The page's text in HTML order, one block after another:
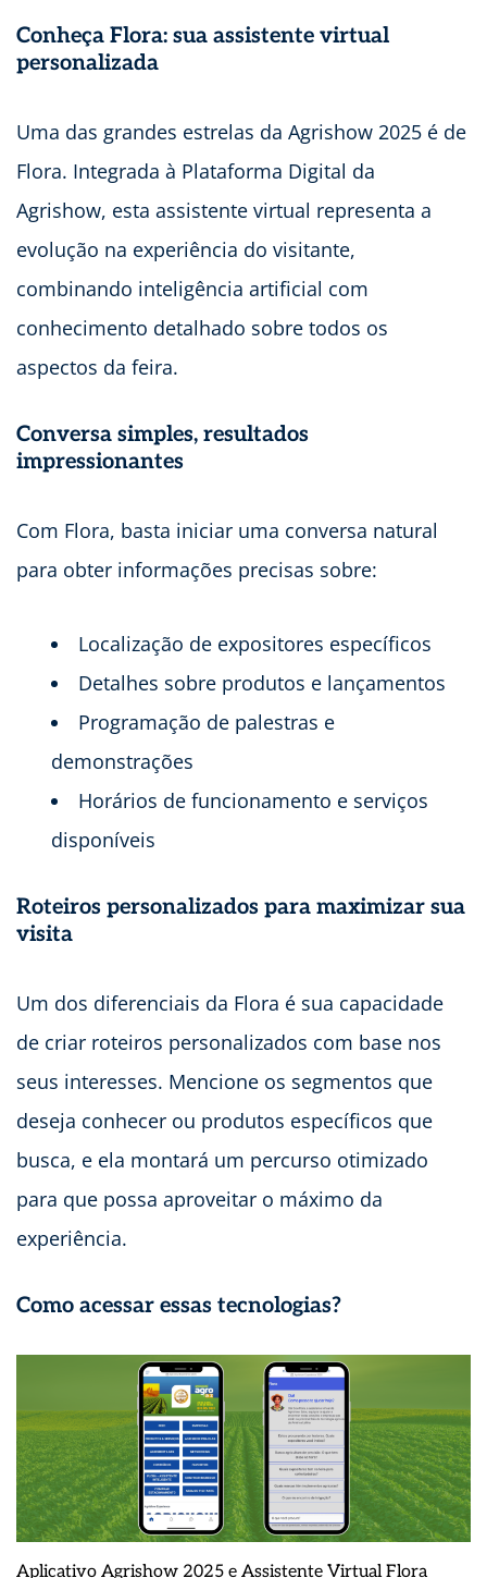
Conheça Flora: sua assistente virtual
personalizada
Uma das grandes estrelas da Agrishow 2025 é de
Flora. Integrada à Plataforma Digital da
Agrishow, esta assistente virtual representa a
evolução na experiência do visitante,
combinando inteligência artificial com
conhecimento detalhado sobre todos os
aspectos da feira.
Conversa simples, resultados
impressionantes
Com Flora, basta iniciar uma conversa natural
para obter informações precisas sobre:
Localização de expositores específicos
Detalhes sobre produtos e lançamentos
Programação de palestras e
demonstrações
Horários de funcionamento e serviços
disponíveis
Roteiros personalizados para maximizar sua
visita
Um dos diferenciais da Flora é sua capacidade
de criar roteiros personalizados com base nos
seus interesses. Mencione os segmentos que
deseja conhecer ou produtos específicos que
busca, e ela montará um percurso otimizado
para que possa aproveitar o máximo da
experiência.
Como acessar essas tecnologias?
Aplicativo Agrishow 2025 e Assistente Virtual Flora